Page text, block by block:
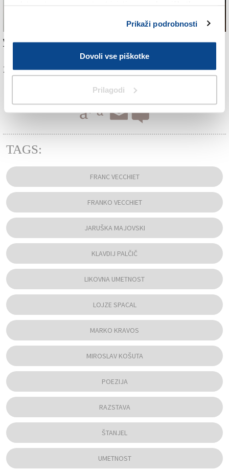
Prikaži podrobnosti
Dovoli vse piškotke
Prilagodi
S sinočnjega odprtja razstave (FOTODAMJ@N)
Več v jutrišnjem (nedeljskem) Primorskem dnevniku.
Za branje in pisanje komentarjevje potrebna prijava
TAGS:
FRANC VECCHIET
FRANKO VECCHIET
JARUŠKA MAJOVSKI
KLAVDIJ PALČIČ
LIKOVNA UMETNOST
LOJZE SPACAL
MARKO KRAVOS
MIROSLAV KOŠUTA
POEZIJA
RAZSTAVA
ŠTANJEL
UMETNOST